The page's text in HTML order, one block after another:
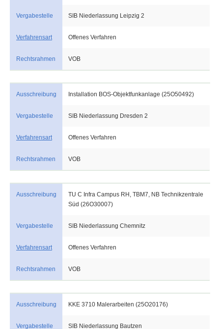
Vergabestelle SIB Niederlassung Leipzig 2
Verfahrensart Offenes Verfahren
Rechtsrahmen VOB
Ausschreibung Installation BOS-Objektfunkanlage (25O50492)
Vergabestelle SIB Niederlassung Dresden 2
Verfahrensart Offenes Verfahren
Rechtsrahmen VOB
Ausschreibung
TU C Infra Campus RH, TBM7, NB Technikzentrale
Süd (26O30007)
Vergabestelle SIB Niederlassung Chemnitz
Verfahrensart Offenes Verfahren
Rechtsrahmen VOB
Ausschreibung KKE 3710 Malerarbeiten (25O20176)
Vergabestelle SIB Niederlassung Bautzen